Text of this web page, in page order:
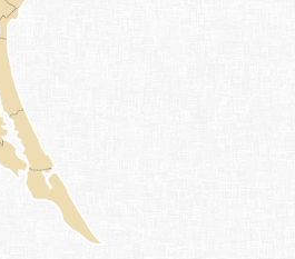
むき出しになって
、春にはきれいな
いた小田氏が長い